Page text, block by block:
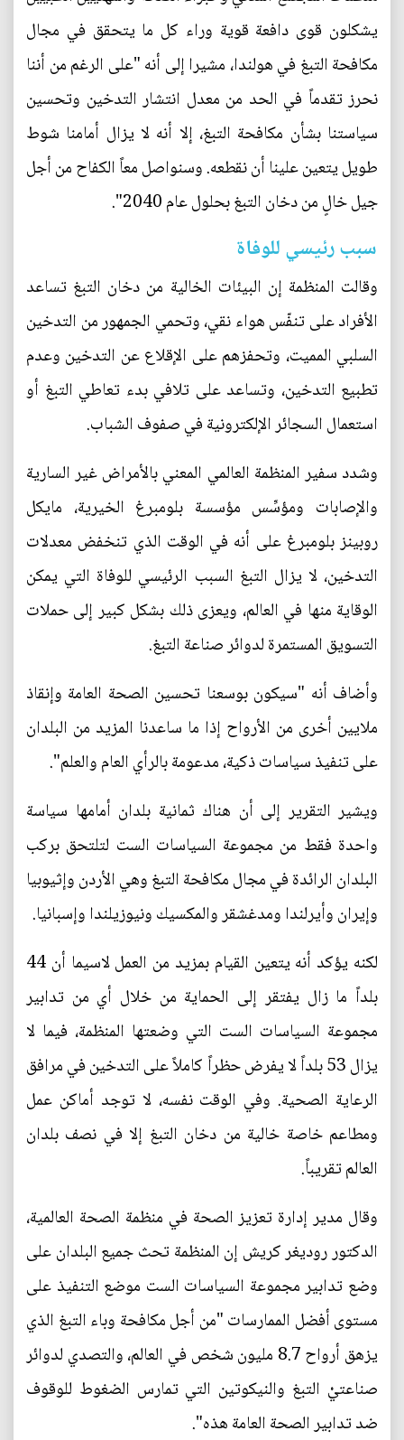
يشكلون قوى دافعة قوية وراء كل ما يتحقق في مجال
مكافحة التبغ في هولندا، مشيرا إلى أنه "على الرغم من أننا
نحرز تقدماً في الحد من معدل انتشار التدخين وتحسين
سياستنا بشأن مكافحة التبغ، إلا أنه لا يزال أمامنا شوط
طويل يتعين علينا أن نقطعه. وسنواصل معاً الكفاح من أجل
جيل خالٍ من دخان التبغ بحلول عام 2040".
سبب رئيسي للوفاة
وقالت المنظمة إن البيئات الخالية من دخان التبغ تساعد
الأفراد على تنفّس هواء نقي، وتحمي الجمهور من التدخين
السلبي المميت، وتحفزهم على الإقلاع عن التدخين وعدم
تطبيع التدخين، وتساعد على تلافي بدء تعاطي التبغ أو
استعمال السجائر الإلكترونية في صفوف الشباب.
وشدد سفير المنظمة العالمي المعني بالأمراض غير السارية
والإصابات ومؤسِّس مؤسسة بلومبرغ الخيرية، مايكل
روبينز بلومبرغ على أنه في الوقت الذي تنخفض معدلات
التدخين، لا يزال التبغ السبب الرئيسي للوفاة التي يمكن
الوقاية منها في العالم، ويعزى ذلك بشكل كبير إلى حملات
التسويق المستمرة لدوائر صناعة التبغ.
وأضاف أنه "سيكون بوسعنا تحسين الصحة العامة وإنقاذ
ملايين أخرى من الأرواح إذا ما ساعدنا المزيد من البلدان
على تنفيذ سياسات ذكية، مدعومة بالرأي العام والعلم".
ويشير التقرير إلى أن هناك ثمانية بلدان أمامها سياسة
واحدة فقط من مجموعة السياسات الست لتلتحق بركب
البلدان الرائدة في مجال مكافحة التبغ وهي الأردن وإثيوبيا
وإيران وأيرلندا ومدغشقر والمكسيك ونيوزيلندا وإسبانيا.
لكنه يؤكد أنه يتعين القيام بمزيد من العمل لاسيما أن 44
بلداً ما زال يفتقر إلى الحماية من خلال أي من تدابير
مجموعة السياسات الست التي وضعتها المنظمة، فيما لا
يزال 53 بلداً لا يفرض حظراً كاملاً على التدخين في مرافق
الرعاية الصحية. وفي الوقت نفسه، لا توجد أماكن عمل
ومطاعم خاصة خالية من دخان التبغ إلا في نصف بلدان
العالم تقريباً.
وقال مدير إدارة تعزيز الصحة في منظمة الصحة العالمية،
الدكتور روديغر كريش إن المنظمة تحث جميع البلدان على
وضع تدابير مجموعة السياسات الست موضع التنفيذ على
مستوى أفضل الممارسات "من أجل مكافحة وباء التبغ الذي
يزهق أرواح 8.7 مليون شخص في العالم، والتصدي لدوائر
صناعتيْ التبغ والنيكوتين التي تمارس الضغوط للوقوف
ضد تدابير الصحة العامة هذه".